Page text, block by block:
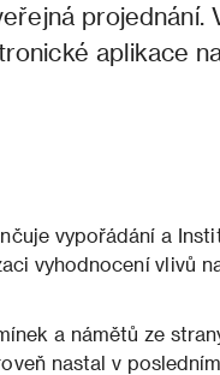
projednání.
aplikace
vypořádání a
vyhodnocení vlivů
a námětů ze
nastal v